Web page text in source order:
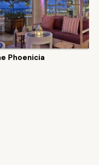
Phoenicia